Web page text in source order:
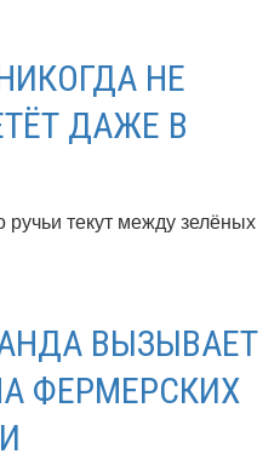
НЕ
ДАЖЕ В
текут между зелёных
ВЫЗЫВАЕТ
ФЕРМЕРСКИХ